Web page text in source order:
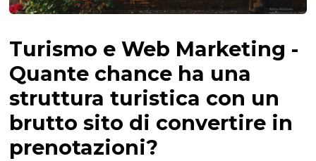
Turismo e Web Marketing -
Quante chance ha una
struttura turistica con un
brutto sito di convertire in
prenotazioni?